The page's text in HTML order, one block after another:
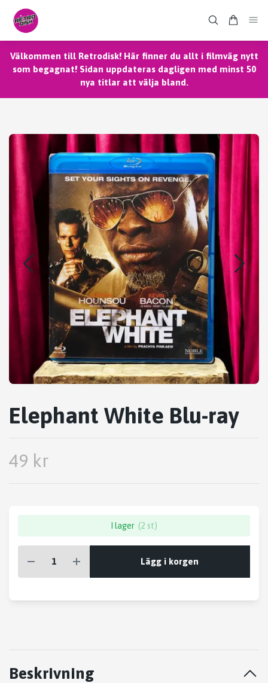
Välkommen till Retrodisk! Här finner du allt i filmväg nytt
som begagnat! Sidan uppdateras dagligen med minst 50
nya titlar att välja bland.
Elephant White Blu-ray
49 kr
I lager (2 st)
Lägg i korgen
Beskrivning